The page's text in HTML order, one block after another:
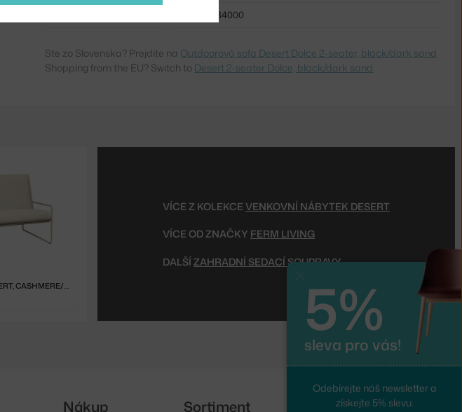
5704723284000
Ste zo Slovenska? Prejdite na Outdoorová sofa Desert Dolce 2-seater, black/dark sand
Shopping from the EU? Switch to Desert 2-seater Dolce, black/dark sand
KŘESLO DESERT, CASHMERE/OFF-WHITE
VÍCE Z KOLEKCEVENKOVNÍ NÁBYTEK DESERT
VÍCE OD ZNAČKY FERM LIVING
DALŠÍZAHRADNÍ SEDACÍ SOUPRAVY
5%
sleva pro vás!
Odebírejte náš newsletter a
získejte 5% slevu.
Nákup Sortiment Sledujte nás